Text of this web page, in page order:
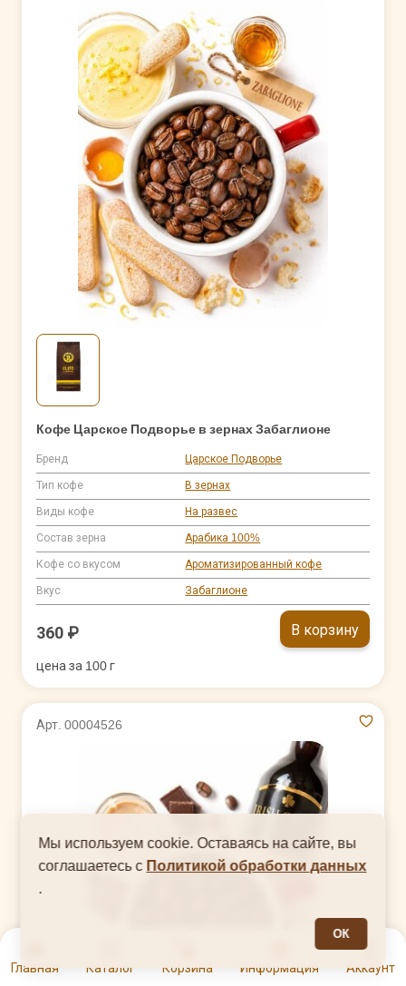
Главная Каталог Корзина Информация Аккаунт
Кофе Царское Подворье в зернах Забаглионе
Бренд Царское Подворье
Тип кофе В зернах
Виды кофе На развес
Состав зерна Арабика 100%
Кофе со вкусом Ароматизированный кофе
Вкус Забаглионе
360 ₽ В корзину
цена за 100 г
Арт. 00004526
Мы используем cookie. Оставаясь на сайте, вы
соглашаетесь с Политикой обработки данных
.
ОК